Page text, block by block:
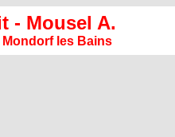
- Mousel A.
Mondorf les Bains